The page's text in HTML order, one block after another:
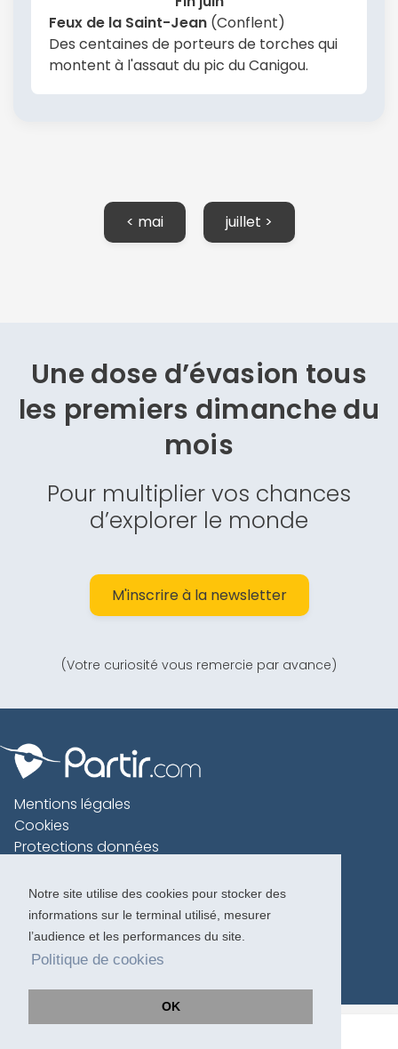
Notre site utilise des cookies pour stocker des
informations sur le terminal utilisé, mesurer
l’audience et les performances du site.
Politique de cookies
OK
Feux de la Saint-Jean (Conflent)
Des centaines de porteurs de torches qui
montent à l'assaut du pic du Canigou.
< mai juillet >
Une dose d’évasion tous
les premiers dimanche du
mois
Pour multiplier vos chances
d’explorer le monde
M'inscrire à la newsletter
(Votre curiosité vous remercie par avance)
Mentions légales
Cookies
Protections données
Charte voyageur
Copyright 1996-2026